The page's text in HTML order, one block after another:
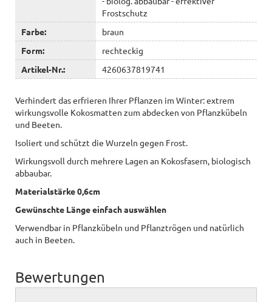
Frostschutz
Farbe:
braun
Form:
rechteckig
Artikel-Nr.:
4260637819741
Verhindert das erfrieren Ihrer Pflanzen im Winter: extrem
wirkungsvolle Kokosmatten zum abdecken von Pflanzkübeln
und Beeten.
Isoliert und schützt die Wurzeln gegen Frost.
Wirkungsvoll durch mehrere Lagen an Kokosfasern, biologisch
abbaubar.
Materialstärke 0,6cm
Gewünschte Länge einfach auswählen
Verwendbar in Pflanzkübeln und Pflanztrögen und natürlich
auch in Beeten.
Bewertungen